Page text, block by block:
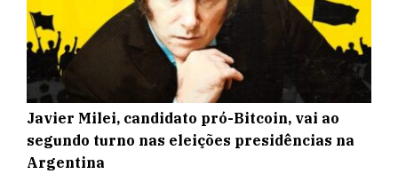
Javier Milei, candidato pró-Bitcoin, vai ao
segundo turno nas eleições presidências na
Argentina